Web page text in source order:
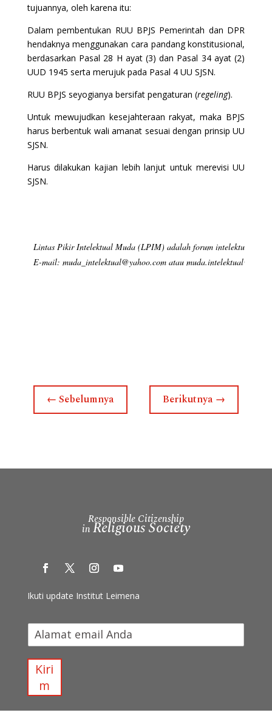
tujuannya, oleh karena itu:
Dalam pembentukan RUU BPJS Pemerintah dan DPR
hendaknya menggunakan cara pandang konstitusional,
berdasarkan Pasal 28 H ayat (3) dan Pasal 34 ayat (2)
UUD 1945 serta merujuk pada Pasal 4 UU SJSN.
RUU BPJS seyogianya bersifat pengaturan (regeling).
Untuk mewujudkan kesejahteraan rakyat, maka BPJS
harus berbentuk wali amanat sesuai dengan prinsip UU
SJSN.
Harus dilakukan kajian lebih lanjut untuk merevisi UU
SJSN.
Lintas Pikir Intelektual Muda (LPIM) adalah forum intelektual
E-mail: muda_intelektual@yahoo.com atau
← Sebelumnya Berikutnya →
Responsible Citizenship
in Religious Society
Ikuti update Institut Leimena
d
Kiri
m